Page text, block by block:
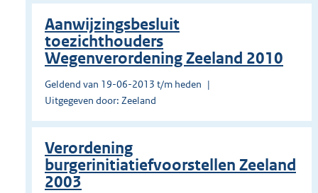
Aanwijzingsbesluit
toezichthouders
Wegenverordening Zeeland 2010
Geldend van 19-06-2013 t/m heden
Uitgegeven door: Zeeland
Verordening
burgerinitiatiefvoorstellen Zeeland
2003